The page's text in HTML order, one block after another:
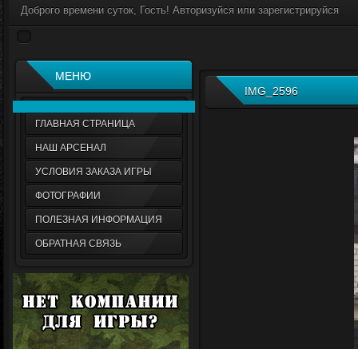
Доброго времени суток, Гость! Авторизуйся или зарегистрируйся
МЕНЮ
ГЛАВНАЯ СТРАНИЦА
НАШ АРСЕНАЛ
УСЛОВИЯ ЗАКАЗА ИГРЫ
ФОТОГРАФИИ
ПОЛЕЗНАЯ ИНФОРМАЦИЯ
ОБРАТНАЯ СВЯЗЬ
IMG_2596